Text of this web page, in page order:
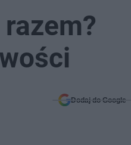
Dodaj do Google